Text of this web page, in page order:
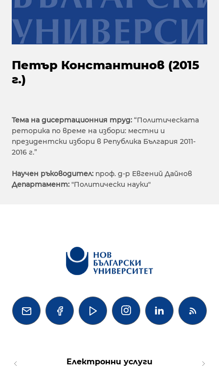
Петър Константинов (2015
г.)
Тема на дисертационния труд: “Политическата
реторика по време на избори: местни и
президентски избори в Република България 2011-
2016 г.”
Научен ръководител: проф. д-р Евгений Дайнов
Департамент: "Политически науки"
   
Електронни услуги